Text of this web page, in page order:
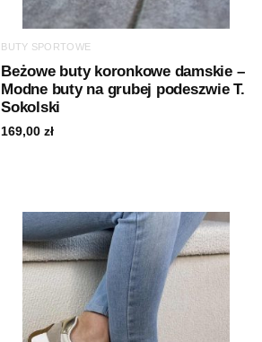
BUTY SPORTOWE
Beżowe buty koronkowe damskie –
Modne buty na grubej podeszwie T.
Sokolski
169,00zł